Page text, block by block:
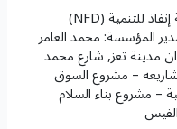
الوضع الخيري في محافظة تعز​ مؤسسة إنقاذ للتنمية (NFD)
المؤسسة: محمد العامر
والعنوان مدينة تعز, شارع محمد
– مشروع السوق
– مشروع بناء السلام